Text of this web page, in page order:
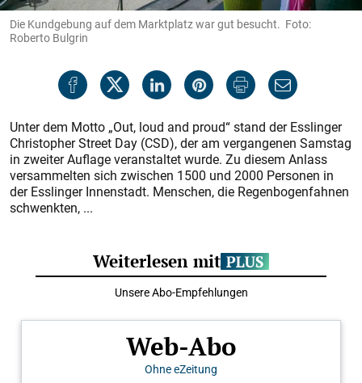
Die Kundgebung auf dem Marktplatz war gut besucht. Foto:
Roberto Bulgrin
Unter dem Motto „Out, loud and proud“ stand der Esslinger
Christopher Street Day (CSD), der am vergangenen Samstag
in zweiter Auflage veranstaltet wurde. Zu diesem Anlass
versammelten sich zwischen 1500 und 2000 Personen in
der Esslinger Innenstadt. Menschen, die Regenbogenfahnen
schwenkten, ...